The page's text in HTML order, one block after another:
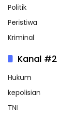
Politik
Peristiwa
Kriminal
Kanal #2
Hukum
kepolisian
TNI